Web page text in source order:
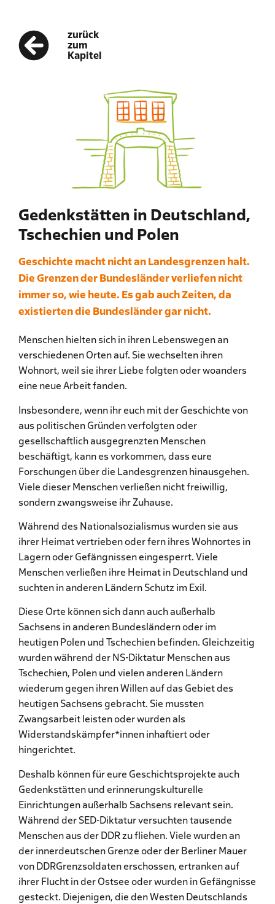
zurück
zum
Kapitel
Gedenkstätten in Deutschland,
Tschechien und Polen
Geschichte macht nicht an Landesgrenzen halt.
Die Grenzen der Bundesländer verliefen nicht
immer so, wie heute. Es gab auch Zeiten, da
existierten die Bundesländer gar nicht.
Menschen hielten sich in ihren Lebenswegen an
verschiedenen Orten auf. Sie wechselten ihren
Wohnort, weil sie ihrer Liebe folgten oder woanders
eine neue Arbeit fanden.
Insbesondere, wenn ihr euch mit der Geschichte von
aus politischen Gründen verfolgten oder
gesellschaftlich ausgegrenzten Menschen
beschäftigt, kann es vorkommen, dass eure
Forschungen über die Landesgrenzen hinausgehen.
Viele dieser Menschen verließen nicht freiwillig,
sondern zwangsweise ihr Zuhause.
Während des Nationalsozialismus wurden sie aus
ihrer Heimat vertrieben oder fern ihres Wohnortes in
Lagern oder Gefängnissen eingesperrt. Viele
Menschen verließen ihre Heimat in Deutschland und
suchten in anderen Ländern Schutz im Exil.
Diese Orte können sich dann auch außerhalb
Sachsens in anderen Bundesländern oder im
heutigen Polen und Tschechien befinden. Gleichzeitig
wurden während der NS-Diktatur Menschen aus
Tschechien, Polen und vielen anderen Ländern
wiederum gegen ihren Willen auf das Gebiet des
heutigen Sachsens gebracht. Sie mussten
Zwangsarbeit leisten oder wurden als
Widerstandskämpfer*innen inhaftiert oder
hingerichtet.
Deshalb können für eure Geschichtsprojekte auch
Gedenkstätten und erinnerungskulturelle
Einrichtungen außerhalb Sachsens relevant sein.
Während der SED-Diktatur versuchten tausende
Menschen aus der DDR zu fliehen. Viele wurden an
der innerdeutschen Grenze oder der Berliner Mauer
von DDRGrenzsoldaten erschossen, ertranken auf
ihrer Flucht in der Ostsee oder wurden in Gefängnisse
gesteckt. Diejenigen, die den Westen Deutschlands